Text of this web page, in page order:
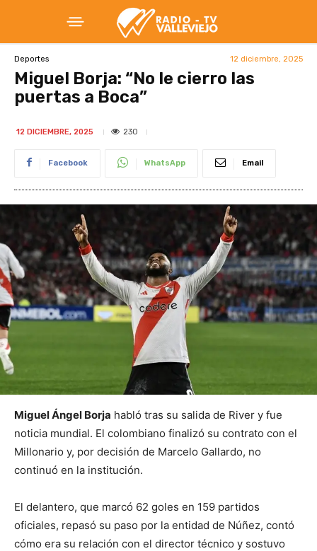
Deportes 12 diciembre, 2025
Miguel Borja: “No le cierro las
puertas a Boca”
12 DICIEMBRE, 2025 230
Facebook WhatsApp Email
Miguel Ángel Borja habló tras su salida de River y fue
noticia mundial. El colombiano finalizó su contrato con el
Millonario y, por decisión de Marcelo Gallardo, no
continuó en la institución.
El delantero, que marcó 62 goles en 159 partidos
oficiales, repasó su paso por la entidad de Núñez, contó
cómo era su relación con el director técnico y sostuvo